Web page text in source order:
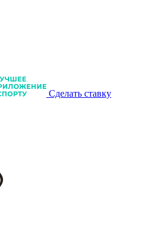
Сделать ставку